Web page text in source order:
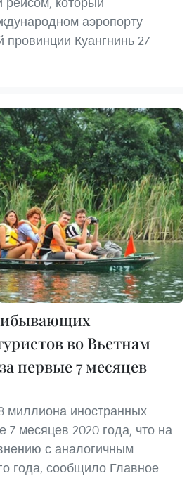
аэропорту
Куангнинь 27
во Вьетнам
первые 7 месяцев
миллиона иностранных
7 месяцев 2020 года, что на
с аналогичным
года, сообщило Главное